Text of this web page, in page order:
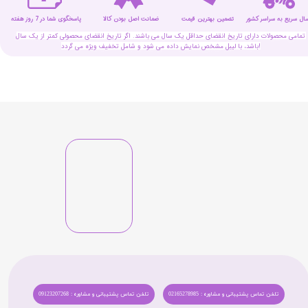
تمامی محصولات دارای تاریخ انقضای حداقل یک سال می باشند. اگر تاریخ انقضای محصولی کمتر از یک سال
باشد، با لیبل مشخص نمایش داده می شود و شامل تخفیف ویژه می گردد!
ضمانت اصل بودن کالا تضمین بهترین قیمت پاسخگوی شما در 7 روز هفته سریع به سراسر کشور
تلفن تماس پشتیبانی و مشاوره : 09123207268 تلفن تماس پشتیبانی و مشاوره : 02165278985